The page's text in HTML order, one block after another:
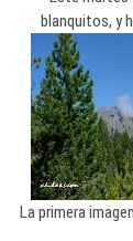
blanquitos, y
La primera